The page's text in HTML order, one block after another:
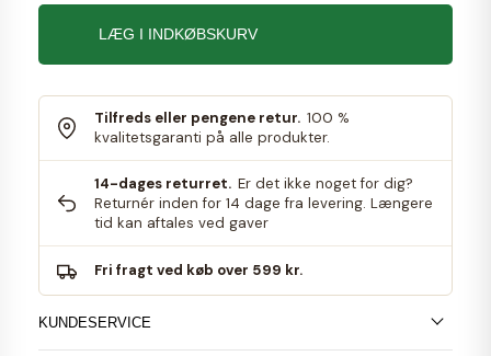
LÆG I INDKØBSKURV
Tilfreds eller pengene retur. 100 %
kvalitetsgaranti på alle produkter.
14-dages returret. Er det ikke noget for dig?
Returnér inden for 14 dage fra levering. Længere
tid kan aftales ved gaver
Fri fragt ved køb over 599 kr.
KUNDESERVICE